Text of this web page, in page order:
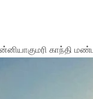
காந்தி